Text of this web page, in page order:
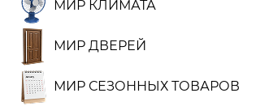
МИР КЛИМАТА
МИР ДВЕРЕЙ
МИР СЕЗОННЫХ ТОВАРОВ